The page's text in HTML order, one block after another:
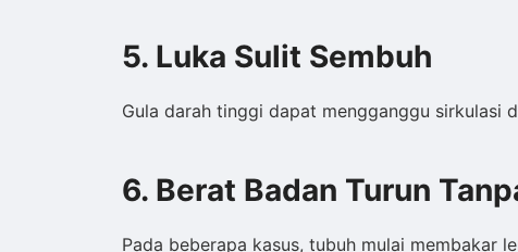
5. Luka Sulit Sembuh
Gula darah tinggi dapat mengganggu sirkulasi
6. Berat Badan Turun
Pada beberapa kasus, tubuh mulai membakar